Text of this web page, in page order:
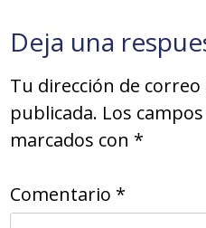
Deja una
Tu dirección de
publicada. Los
marcados con *
Comentario *